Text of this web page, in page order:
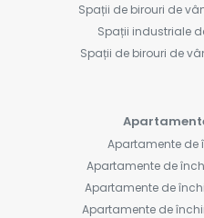
Spații de birouri de
Spații industriale
Spații de birouri de
Apartamente de
Apartamente de
Apartamente de
Apartamente de